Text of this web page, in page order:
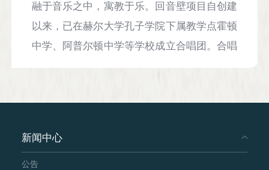
融于音乐之中，寓教于乐。回音壁项目自创建
以来，已在赫尔大学孔子学院下属教学点霍顿
中学、阿普尔顿中学等学校成立合唱团。合唱
团学员学中文，唱中国歌曲，享受美妙音乐，
办年度音乐会，展示该项目年度学习成果，受
新闻中心
公告